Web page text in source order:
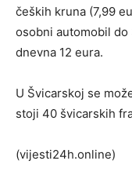
čeških kruna (7,99
osobni automobil do
dnevna 12 eura.
U Švicarskoj se
stoji 40 švicarskih
(vijesti24h.online)